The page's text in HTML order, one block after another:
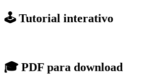
🕹️ Tutorial interativo
🎓 PDF para download